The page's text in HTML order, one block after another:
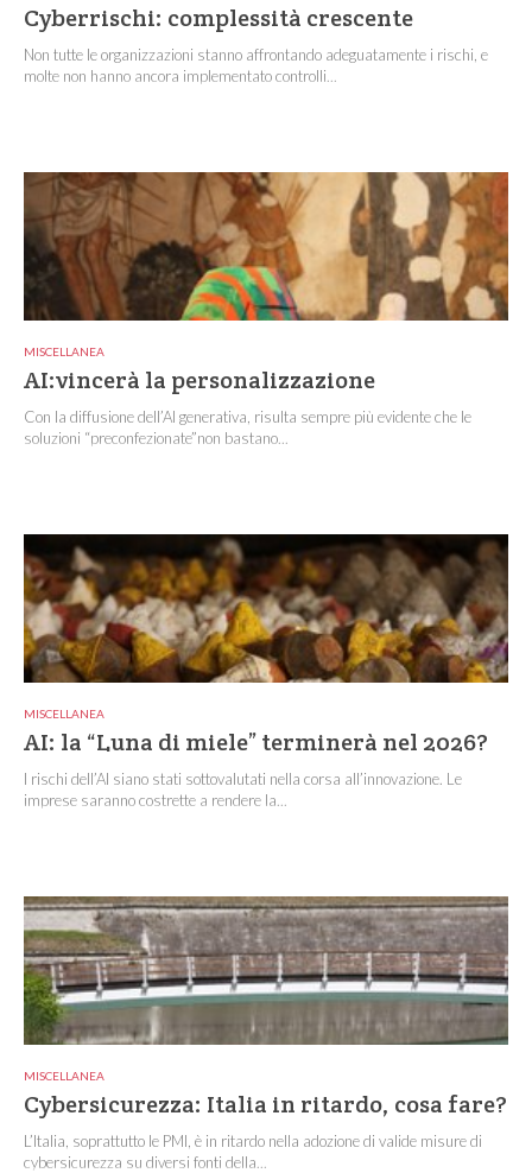
Cyberrischi: complessità crescente
Non tutte le organizzazioni stanno affrontando adeguatamente i rischi, e
molte non hanno ancora implementato controlli...
MISCELLANEA
AI:vincerà la personalizzazione
Con la diffusione dell’AI generativa, risulta sempre più evidente che le
soluzioni “preconfezionate”non bastano...
MISCELLANEA
AI: la “Luna di miele” terminerà nel 2026?
I rischi dell’AI siano stati sottovalutati nella corsa all’innovazione. Le
imprese saranno costrette a rendere la...
MISCELLANEA
Cybersicurezza: Italia in ritardo, cosa fare?
L’Italia, soprattutto le PMI, è in ritardo nella adozione di valide misure di
cybersicurezza su diversi fonti della...